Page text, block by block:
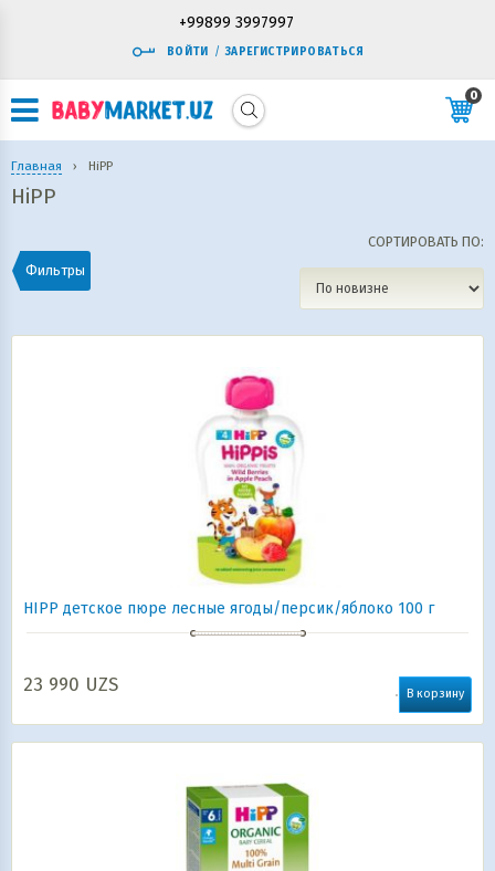
+99899 3997997
ВОЙТИ / ЗАРЕГИСТРИРОВАТЬСЯ
0
Главная › HiPP
HiPP
Фильтры
СОРТИРОВАТЬ ПО:
HIPP детское пюре лесные ягоды/персик/яблоко 100 г
23 990 UZS В корзину